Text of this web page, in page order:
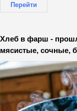
Перейти
Хлеб в фарш -
мясистые, сочные,